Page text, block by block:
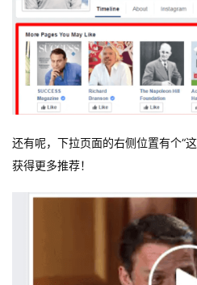
还有呢，下拉页面的右侧位置有个“
获得更多推荐！